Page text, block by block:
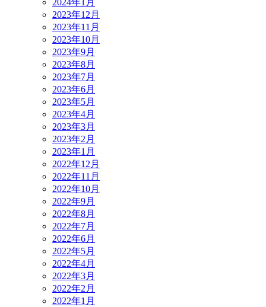
2024年1月
2023年12月
2023年11月
2023年10月
2023年9月
2023年8月
2023年7月
2023年6月
2023年5月
2023年4月
2023年3月
2023年2月
2023年1月
2022年12月
2022年11月
2022年10月
2022年9月
2022年8月
2022年7月
2022年6月
2022年5月
2022年4月
2022年3月
2022年2月
2022年1月